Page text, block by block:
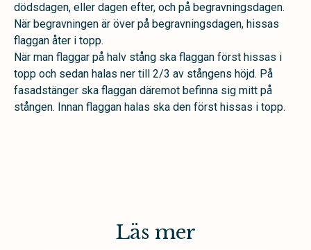
dödsdagen, eller dagen efter, och på begravningsdagen.
När begravningen är över på begravningsdagen, hissas
flaggan åter i topp.
När man flaggar på halv stång ska flaggan först hissas i
topp och sedan halas ner till 2/3 av stångens höjd. På
fasadstänger ska flaggan däremot befinna sig mitt på
stången. Innan flaggan halas ska den först hissas i topp.
Läs mer